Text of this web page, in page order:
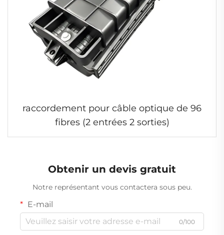
raccordement pour câble optique de 96
fibres (2 entrées 2 sorties)
Obtenir un devis gratuit
Notre représentant vous contactera sous peu.
E-mail
0/100